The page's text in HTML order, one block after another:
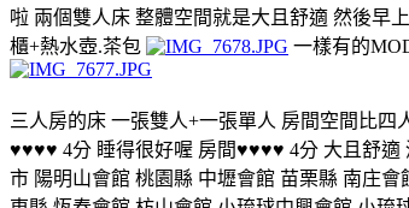
啦 兩個雙人床 整體空間就是大且舒適 然後早
櫃+熱水壺.茶包
一樣有的
三人房的床 一張雙人+一張單人 房間空間比
♥♥♥♥ 4分 睡得很好喔 房間♥♥♥♥ 4分 大且舒
市 陽明山會館 桃園縣 中壢會館 苗栗縣 南庄